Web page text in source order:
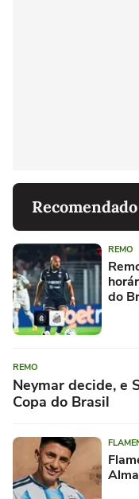
REMO
do
REMO
Neymar decide, e
Copa do Brasil